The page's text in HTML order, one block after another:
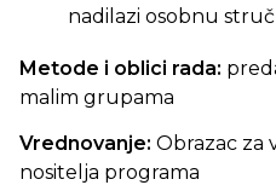
nadilazi osobnu
Metode i oblici rada:
malim grupama
Vrednovanje: Obrazac za
nositelja programa